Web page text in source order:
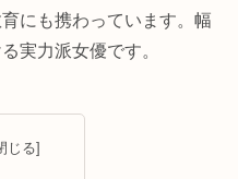
にも携わっています。幅
実力派女優です。